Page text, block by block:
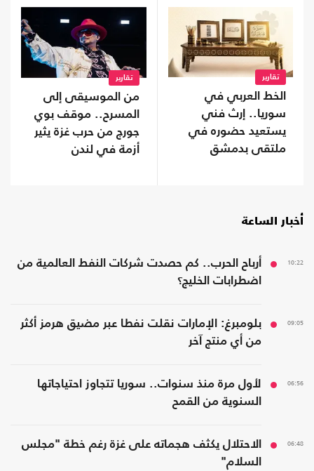
تقارير
الخط العربي في
سوريا.. إرث فني
يستعيد حضوره في
ملتقى بدمشق
تقارير
من الموسيقى إلى
المسرح.. موقف بوي
جورج من حرب غزة يثير
أزمة في لندن
أخبار الساعة
10:22
أرباح الحرب.. كم حصدت شركات النفط العالمية من
اضطرابات الخليج؟
09:05
بلومبرغ: الإمارات نقلت نفطا عبر مضيق هرمز أكثر
من أي منتج آخر
06:56
لأول مرة منذ سنوات.. سوريا تتجاوز احتياجاتها
السنوية من القمح
06:48
الاحتلال يكثف هجماته على غزة رغم خطة "مجلس
السلام"